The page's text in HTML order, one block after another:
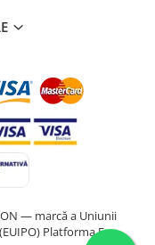
— marcă a Uniunii
Platforma E-